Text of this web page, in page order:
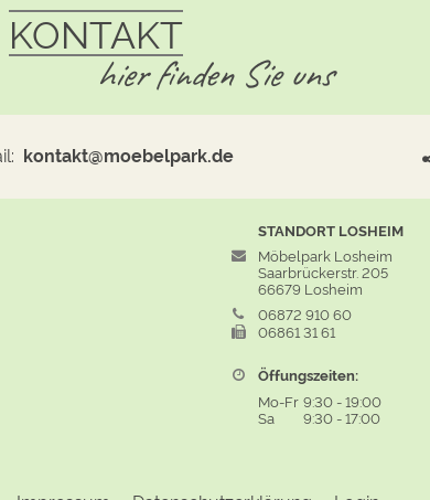
KONTAKT
hier finden Sie uns
kontakt@moebelpark.de
STANDORT LOSHEIM
Möbelpark Losheim
Saarbrückerstr. 205
66679 Losheim
06872 910 60
06861 31 61
Öffungszeiten:
Mo-Fr 9:30-19:00
Sa
9:30-17:00